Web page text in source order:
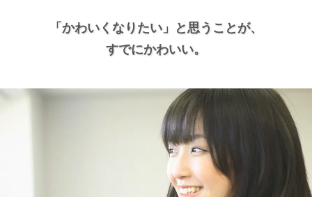
「かわいくなりたい」と思うことが、
すでにかわいい。